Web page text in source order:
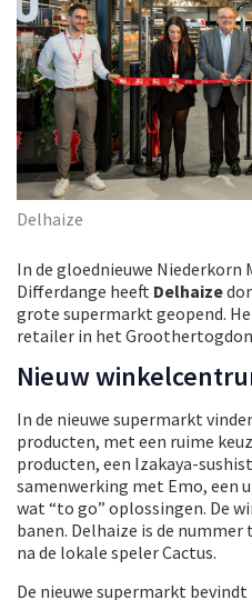
Delhaize
In de gloednieuwe Niederkorn
Differdange heeft Delhaize
grote supermarkt geopend.
retailer in het
Nieuw
In de nieuwe supermarkt
producten, met een ruime
producten, een Izakaya-
samenwerking met Emo, een
wat “to go” oplossingen. De
banen. Delhaize is de
na de lokale speler Cactus.
De nieuwe supermarkt bevindt